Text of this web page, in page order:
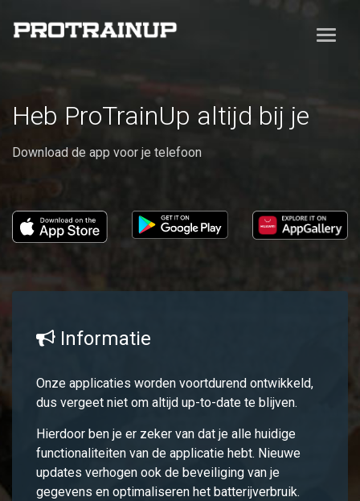
Heb ProTrainUp altijd bij je
Download de app voor je telefoon
Informatie
Onze applicaties worden voortdurend ontwikkeld,
dus vergeet niet om altijd up-to-date te blijven.
Hierdoor ben je er zeker van dat je alle huidige
functionaliteiten van de applicatie hebt. Nieuwe
updates verhogen ook de beveiliging van je
gegevens en optimaliseren het batterijverbruik.